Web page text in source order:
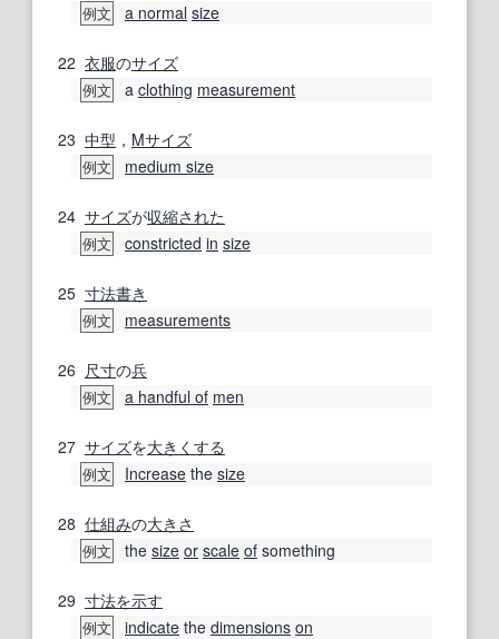
例文 a normal size
22 衣服のサイズ
例文 a clothing measurement
23 中型 ， Mサイズ
例文 medium size
24 サイズが収縮された
例文 constricted in size
25 寸法書き
例文 measurements
26 尺寸の兵
例文 a handful of men
27 サイズを大きくする
例文 Increase the size
28 仕組みの大きさ
例文 the size or scale of something
29 寸法を示す
例文 indicate the dimensions on